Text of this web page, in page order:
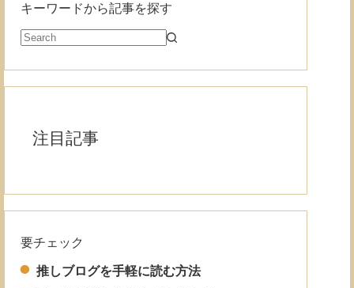
キーワードから記事を探す
注目記事
要チェック
推しブログを手軽に読む方法